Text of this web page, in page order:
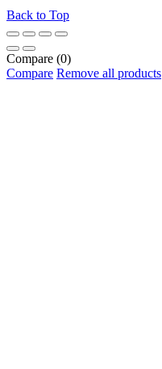
Back to Top
Compare (0)
Compare Remove all products